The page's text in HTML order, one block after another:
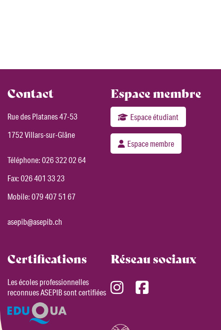
Contact
Rue des Platanes 47-53
1752 Villars-sur-Glâne
Téléphone:026 322 02 64
Fax: 026 401 33 23
Mobile:079 407 51 67
asepib@asepib.ch
Espace membre
Espace étudiant
Espace membre
Certifications
Les écoles professionnelles
reconnues ASEPIB sont certifiées
Réseau sociaux